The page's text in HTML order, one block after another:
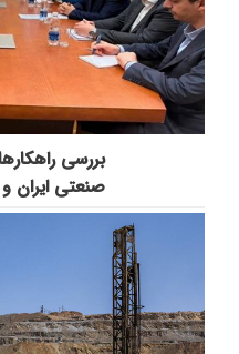
بررسی
صنعتی ایران